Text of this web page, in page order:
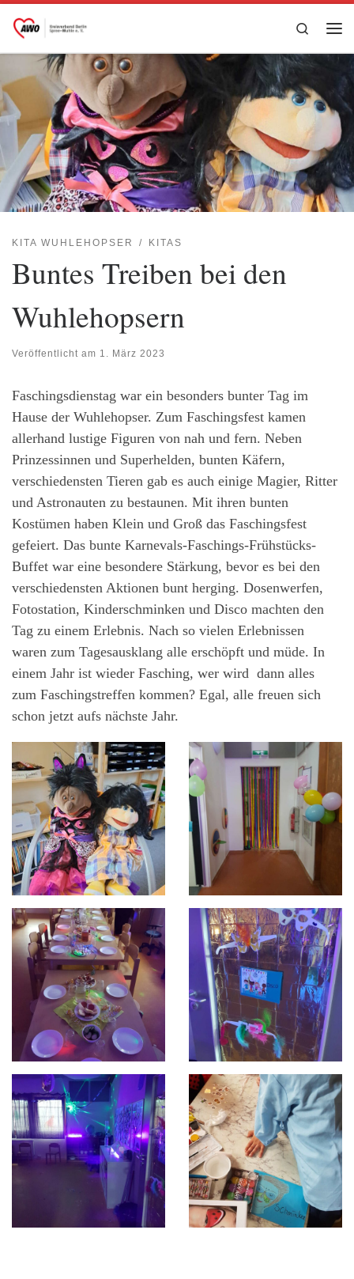
Zum Inhalt springen
Search
KITA WUHLEHOPSER KITAS
Buntes Treiben bei den
Wuhlehopsern
Veröffentlicht am 1. März 2023
Faschingsdienstag war ein besonders bunter Tag im
Hause der Wuhlehopser. Zum Faschingsfest kamen
allerhand lustige Figuren von nah und fern. Neben
Prinzessinnen und Superhelden, bunten Käfern,
verschiedensten Tieren gab es auch einige Magier, Ritter
und Astronauten zu bestaunen. Mit ihren bunten
Kostümen haben Klein und Groß das Faschingsfest
gefeiert. Das bunte Karnevals-Faschings-Frühstücks-
Buffet war eine besondere Stärkung, bevor es bei den
verschiedensten Aktionen bunt herging. Dosenwerfen,
Fotostation, Kinderschminken und Disco machten den
Tag zu einem Erlebnis. Nach so vielen Erlebnissen
waren zum Tagesausklang alle erschöpft und müde. In
einem Jahr ist wieder Fasching, wer wird dann alles
zum Faschingstreffen kommen? Egal, alle freuen sich
schon jetzt aufs nächste Jahr.